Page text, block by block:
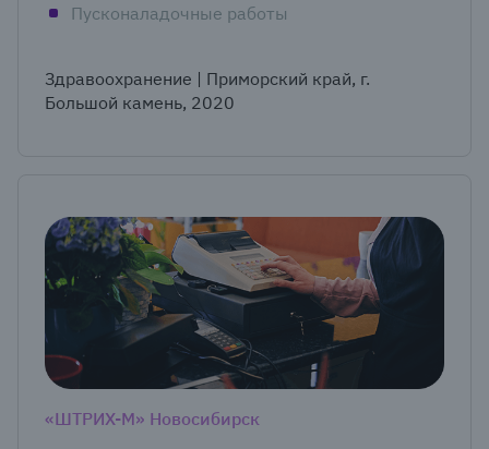
Пусконаладочные работы
Здравоохранение | Приморский край, г.
Большой камень, 2020
«ШТРИХ-М» Новосибирск